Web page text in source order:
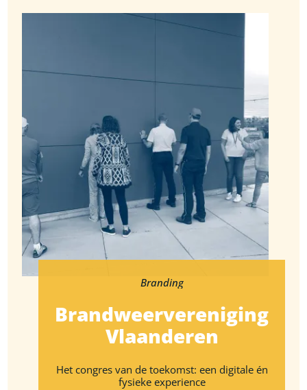
Branding
Brandweervereniging
Vlaanderen
Het congres van de toekomst: een digitale én
fysieke experience